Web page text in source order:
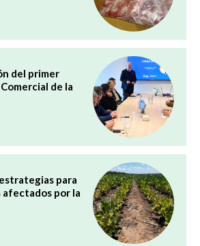
del primer
de la
para
por la